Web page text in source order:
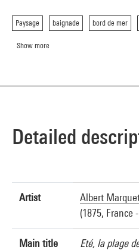
Paysage baignade bord de mer
Show more
Detailed
Artist
Albert
(1875, France
Main title Eté, la plage